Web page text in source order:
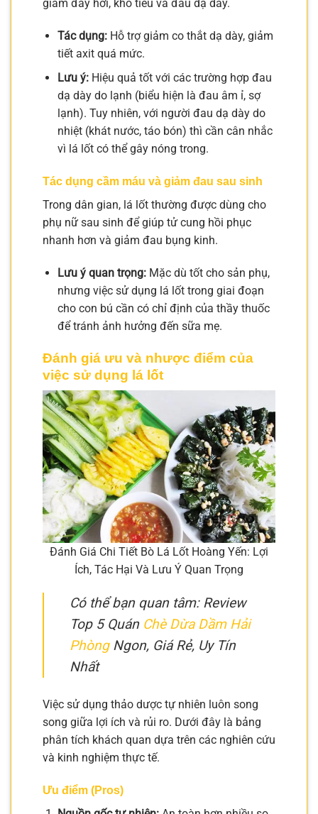
giảm đầy hơi, khó tiêu và đau dạ dày.
Tác dụng:Hỗ trợ giảm co thắt dạ dày, giảm
tiết axit quá mức.
Lưu ý:Hiệu quả tốt với các trường hợp đau
dạ dày do lạnh (biểu hiện là đau âm ỉ, sợ
lạnh). Tuy nhiên, với người đau dạ dày do
nhiệt (khát nước, táo bón) thì cần cân nhắc
vì lá lốt có thể gây nóng trong.
Tác dụng cầm máu và giảm đau sau sinh
Trong dân gian, lá lốt thường được dùng cho
phụ nữ sau sinh để giúp tử cung hồi phục
nhanh hơn và giảm đau bụng kinh.
Lưu ý quan trọng:Mặc dù tốt cho sản phụ,
nhưng việc sử dụng lá lốt trong giai đoạn
cho con bú cần có chỉ định của thầy thuốc
để tránh ảnh hưởng đến sữa mẹ.
Đánh giá ưu và nhược điểm của
việc sử dụng lá lốt
Đánh Giá Chi Tiết Bò Lá Lốt Hoàng Yến: Lợi
Ích, Tác Hại Và Lưu Ý Quan Trọng
Có thể bạn quan tâm: Review
Top 5 Quán Chè Dừa Dầm Hải
PhòngNgon, Giá Rẻ, Uy Tín
Nhất
Việc sử dụng thảo dược tự nhiên luôn song
song giữa lợi ích và rủi ro. Dưới đây là bảng
phân tích khách quan dựa trên các nghiên cứu
và kinh nghiệm thực tế.
Ưu điểm (Pros)